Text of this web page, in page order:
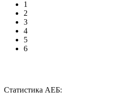
1
2
3
4
5
6
Статистика АЕБ: